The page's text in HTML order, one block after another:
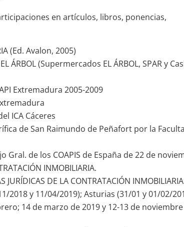
en artículos, libros, ponencias,
(Ed. Avalon, 2005)
(Supermercados EL ÁRBOL, SPAR y
Extremadura 2005-2009
ICA Cáceres
de San Raimundo de Peñafort por la
Gral. de los COAPIS de España de 22 de
INMOBILIARIA.
DE LA CONTRATACIÓN
2018 y 11/04/2019); Asturias (31/01 y 01/02/
14 de marzo de 2019 y 12-13 de